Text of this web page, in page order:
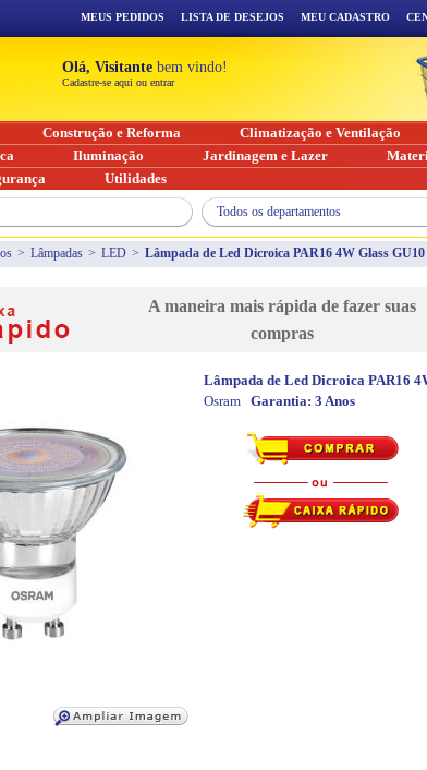
> Lâmpadas > LED > Lâmpada de Led Dicroica PAR16 4W Glass
A maneira mais rápida de fazer suas
compras
Lâmpada de Led Dicroica PAR16
Osram Garantia: 3 Anos
MEUS PEDIDOS LISTA DE DESEJOS MEU CADASTRO
Olá, Visitante bem vindo!
Cadastre-se aqui ou entrar
Construção e Reforma Climatização e Ventilação
Iluminação Jardinagem e Lazer
Utilidades
Todos os departamentos